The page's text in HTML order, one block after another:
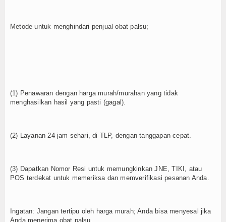
Metode untuk menghindari penjual obat palsu;
(1) Penawaran dengan harga murah/murahan yang tidak
menghasilkan hasil yang pasti (gagal).
(2) Layanan 24 jam sehari, di TLP, dengan tanggapan cepat.
(3) Dapatkan Nomor Resi untuk memungkinkan JNE, TIKI, atau
POS terdekat untuk memeriksa dan memverifikasi pesanan Anda.
Ingatan: Jangan tertipu oleh harga murah; Anda bisa menyesal jika
Anda menerima obat palsu.